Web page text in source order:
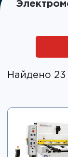
Найдено 23